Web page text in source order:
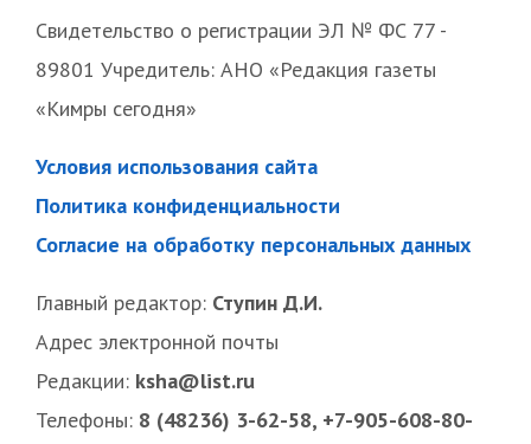
Свидетельство о регистрации ЭЛ № ФС 77 -
89801 Учредитель: АНО «Редакция газеты
«Кимры сегодня»
Условия использования сайта
Политика конфиденциальности
Согласие на обработку персональных данных
Главный редактор: Ступин Д.И.
Адрес электронной почты
Редакции: ksha@list.ru
Телефоны: 8 (48236) 3-62-58, +7-905-608-80-